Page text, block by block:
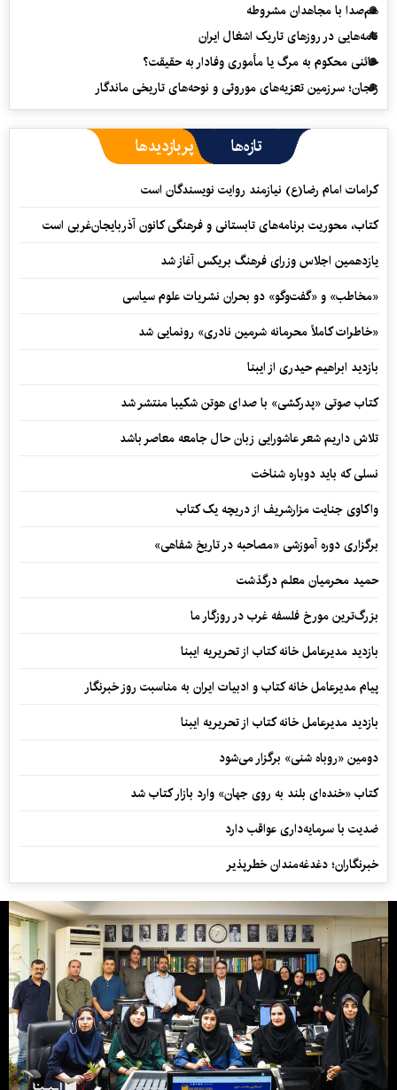
هم‌صدا با مجاهدان مشروطه
نامه‌هایی در روزهای تاریک اشغال ایران
خائنی محکوم به مرگ یا مأموری وفادار به حقیقت؟
زنجان؛ سرزمین تعزیه‌های موروثی و نوحه‌های تاریخی ماندگار
تازه‌ها پربازدیدها
کرامات امام رضا(ع) نیازمند روایت نویسندگان است
کتاب، محوریت برنامه‌های تابستانی و فرهنگی کانون آذربایجان‌غربی است
یازدهمین اجلاس وزرای فرهنگ بریکس آغاز شد
«مخاطب» و «گفت‌وگو» دو بحران نشریات علوم سیاسی
«خاطرات کاملاً محرمانه شرمین نادری» رونمایی شد
بازدید ابراهیم حیدری از ایبنا
کتاب صوتی «پدرکشی» با صدای هوتن شکیبا منتشر شد
تلاش داریم شعر عاشورایی زبان حال جامعه معاصر باشد
نسلی که باید دوباره شناخت
واکاوی جنایت مزارشریف از دریچه یک کتاب
برگزاری دوره آموزشی «مصاحبه در تاریخ شفاهی»
حمید محرمیان معلم درگذشت
بزرگ‌ترین مورخ فلسفه غرب در روزگار ما
بازدید مدیرعامل خانه کتاب از تحریریه ایبنا
پیام مدیرعامل خانه کتاب و ادبیات ایران به مناسبت روز خبرنگار
بازدید مدیرعامل خانه کتاب از تحریریه ایبنا
دومین «روباه شنی» برگزار می‌شود
کتاب «خنده‌ای بلند به روی جهان» وارد بازار کتاب شد
ضدیت با سرمایه‌داری عواقب دارد
خبرنگاران؛ دغدغه‌مندان خطرپذیر